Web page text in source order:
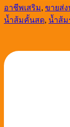
อาชีพเสริม, ขายส่
น้ำส้มคั้นสด, น้ำส้ม